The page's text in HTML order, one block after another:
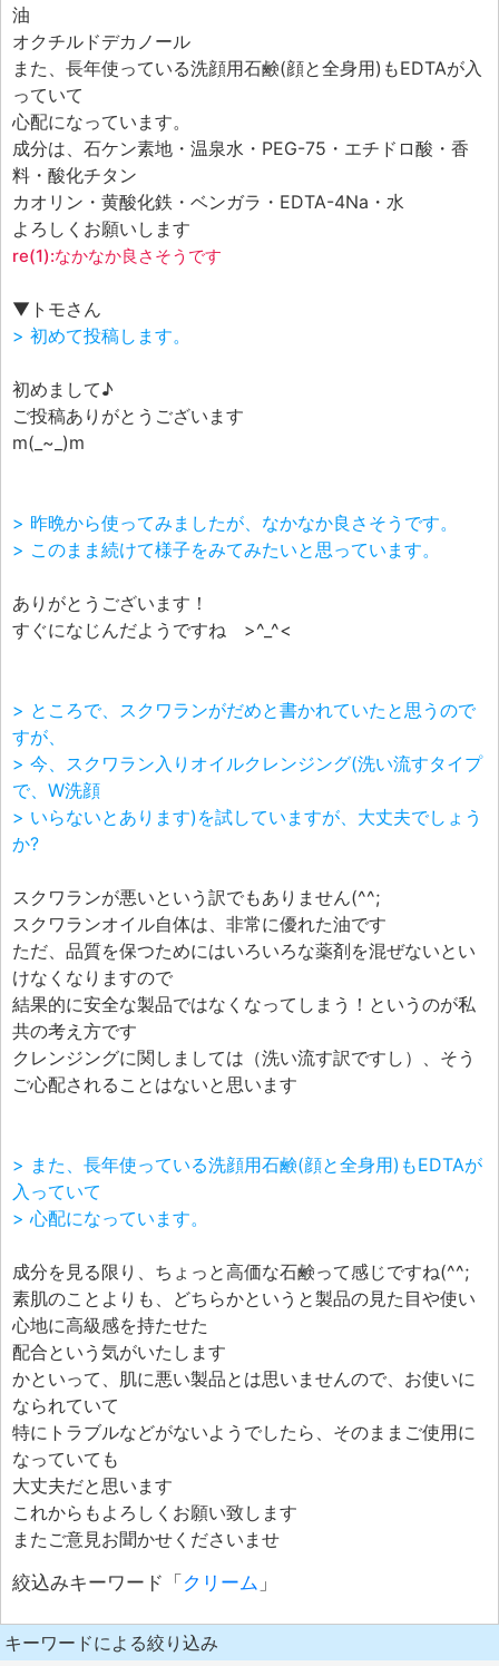
油
オクチルドデカノール
また、長年使っている洗顔用石鹸(顔と全身用)もEDTAが入
っていて
心配になっています。
成分は、石ケン素地・温泉水・PEG-75・エチドロ酸・香
料・酸化チタン
カオリン・黄酸化鉄・ベンガラ・EDTA-4Na・水
よろしくお願いします
re(1):なかなか良さそうです
▼トモさん
> 初めて投稿します。
初めまして♪
ご投稿ありがとうございます
m(_~_)m
> 昨晩から使ってみましたが、なかなか良さそうです。
> このまま続けて様子をみてみたいと思っています。
ありがとうございます！
すぐになじんだようですね >^_^<
> ところで、スクワランがだめと書かれていたと思うので
すが、
> 今、スクワラン入りオイルクレンジング(洗い流すタイプ
で、W洗顔
> いらないとあります)を試していますが、大丈夫でしょう
か?
スクワランが悪いという訳でもありません(^^;
スクワランオイル自体は、非常に優れた油です
ただ、品質を保つためにはいろいろな薬剤を混ぜないとい
けなくなりますので
結果的に安全な製品ではなくなってしまう！というのが私
共の考え方です
クレンジングに関しましては（洗い流す訳ですし）、そう
ご心配されることはないと思います
> また、長年使っている洗顔用石鹸(顔と全身用)もEDTAが
入っていて
> 心配になっています。
成分を見る限り、ちょっと高価な石鹸って感じですね(^^;
素肌のことよりも、どちらかというと製品の見た目や使い
心地に高級感を持たせた
配合という気がいたします
かといって、肌に悪い製品とは思いませんので、お使いに
なられていて
特にトラブルなどがないようでしたら、そのままご使用に
なっていても
大丈夫だと思います
これからもよろしくお願い致します
またご意見お聞かせくださいませ
絞込みキーワード「 クリーム 」
キーワードによる絞り込み